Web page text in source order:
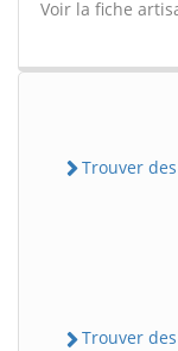
Voir la fiche
Trouver
Trouver